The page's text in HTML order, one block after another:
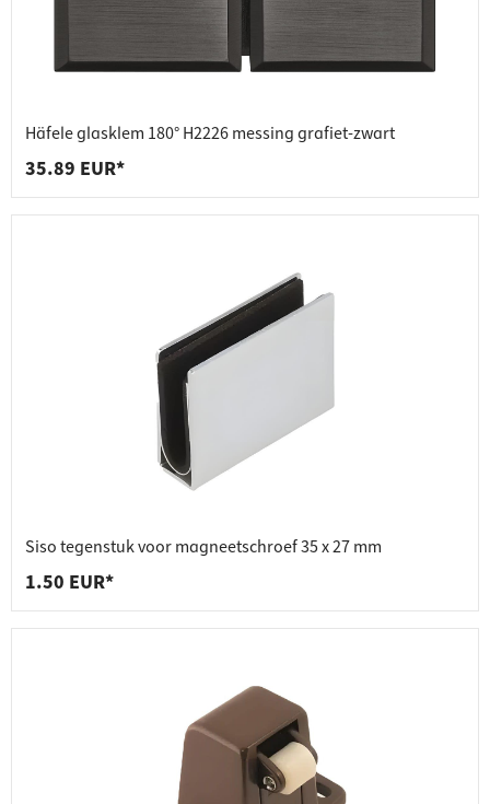
Häfele glasklem 180° H2226 messing grafiet-zwart
35.89 EUR*
Siso tegenstuk voor magneetschroef 35 x 27 mm
1.50 EUR*